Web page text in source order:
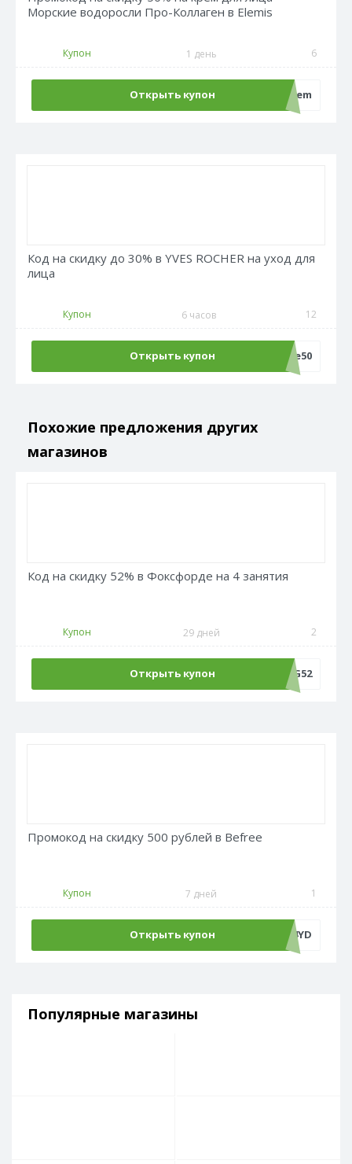
Морские водоросли Про-Коллаген в Elemis
Купон 1 день 6
Открыть купон sale50crem
Код на скидку до 30% в YVES ROCHER на уход для
лица
Купон 6 часов 12
Открыть купон Sale50
Похожие предложения других
магазинов
Код на скидку 52% в Фоксфорде на 4 занятия
Купон 29 дней 2
Открыть купон LANG52
Промокод на скидку 500 рублей в Befree
Купон 7 дней 1
Открыть купон ADM500C4YD
Популярные магазины